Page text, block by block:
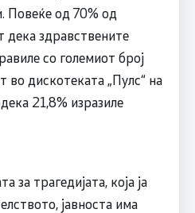
Повеќе од 70% од
дека здравствените
со големиот број
дискотеката „Пулс“ на
21,8% изразиле
за трагедијата, која ја
јавноста има